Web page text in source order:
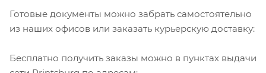
Готовые документы можно забрать самостоятельно
из наших офисов или заказать курьерскую доставку:
Бесплатно получить заказы можно в пунктах выдачи